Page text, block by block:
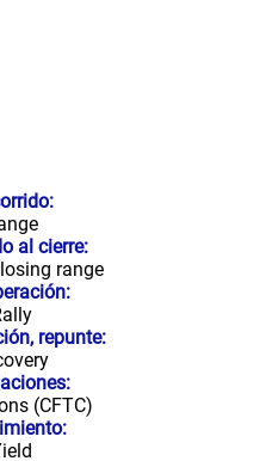
al cierre:
range
repunte:
(CFTC)